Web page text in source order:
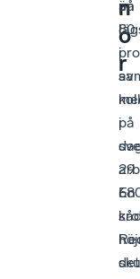
n
o
r
på
80
av
i
29
det
än
i
på
En